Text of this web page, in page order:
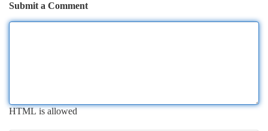
Submit a Comment
HTML is allowed